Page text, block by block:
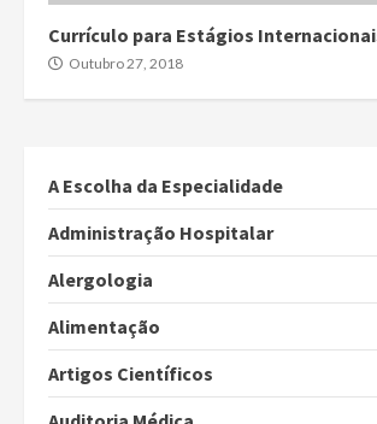
Currículo para Estágios
Outubro 27, 2018
A Escolha da Especialidade
Administração Hospitalar
Alergologia
Alimentação
Artigos Científicos